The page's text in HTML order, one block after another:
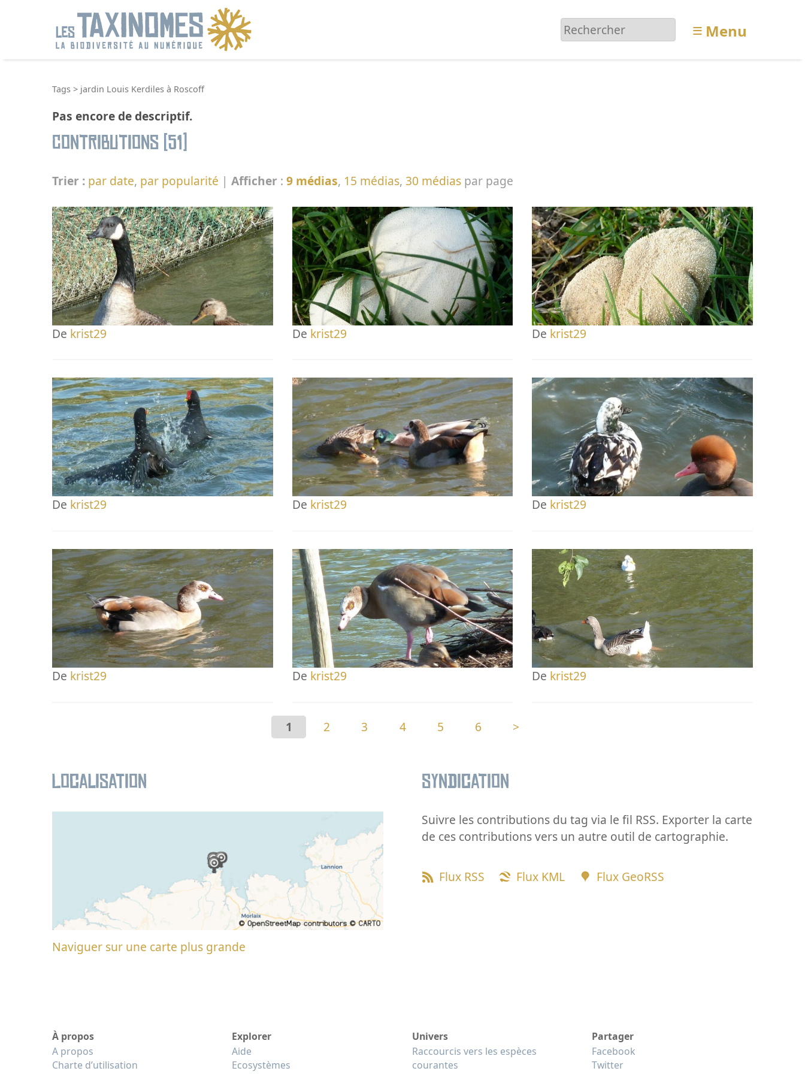
≡ Menu
Tags > jardin Louis Kerdiles à Roscoff
Pas encore de descriptif.
Contributions (51)
Trier : par date, par popularité | Afficher : 9 médias, 15 médias, 30 médias par page
De krist29 De krist29 De krist29
De krist29 De krist29 De krist29
De krist29 De krist29 De krist29
1 2 3 4 5 6 >
Localisation
Naviguer sur une carte plus grande
Syndication
Suivre les contributions du tag via le fil RSS. Exporter la carte
de ces contributions vers un autre outil de cartographie.
Flux RSS Flux KML Flux GeoRSS
À propos
A propos
Charte d’utilisation
Explorer
Aide
Ecosystèmes
Univers
Raccourcis vers les espèces
courantes
Partager
Facebook
Twitter